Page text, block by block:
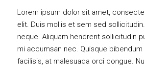
Lorem ipsum dolor sit amet,
elit. Duis mollis et sem sed
neque. Aliquam hendrerit sollicitudin
mi accumsan nec. Quisque bibendum
facilisis, at malesuada orci congue.